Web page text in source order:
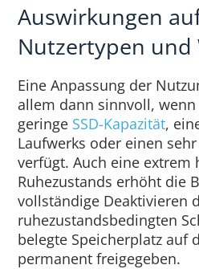
Auswirkungen
Nutzertypen und
Eine Anpassung der
allem dann sinnvoll,
geringe SSD-Kapazität,
Laufwerks oder einen
verfügt. Auch eine extrem
Ruhezustands erhöht die
vollständige Deaktivieren
ruhezustandsbedingten
belegte Speicherplatz auf
permanent freigegeben.